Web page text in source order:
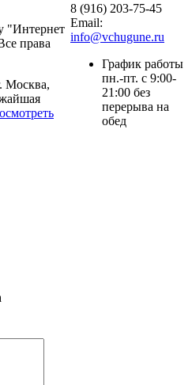
"Интернет
права
Москва,
8 (916) 203-75-45
Email:
info@vchugune.ru
График работы
пн.-пт. с 9:00-
21:00 без
перерыва на
обед